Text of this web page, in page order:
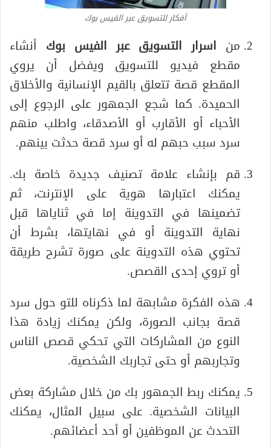
أفكار للتسويق عبر الفيس بوك
من اسرار التسويق عبر الفيس بوك أنشاء
مقطع فيديو للتسويق ويفضل أن يروي
المقطع قصة تتعلق بالقيم الإنسانية والأخلاق
الحميدة. كما شجع الجمهور على الرجوع إلى
الأحباء أو الأقارب أو الأصدقاء، واطلب منهم
سرد سبب حبهم له أو سرد قصة حدثت بينهم.
قم بإنشاء علامة تصنيف جديدة خاصة بك.
يمكنك اعتبارها هوية على الإنترنت، ثم
تضمينها في التدوينة إما في ثناياها قبل
نهاية التدوينة أو في نهايتها، بشرط أن
تحتوي هذه التدوينة على صورة تشرح طريقة
أو تروي إحدى القصص.
هذه الفكرة مشابهة لما ذكرناه للتو حول سرد
قصة بجانب الصورة، ولكن يمكنك زيادة هذا
النوع من المشاركات التي تحكي قصص الناس
وتجاربهم أو حتى تجاربك الشخصية.
يمكنك ربط الجمهور بك من خلال مشاركة بعض
البيانات الشخصية. على سبيل المثال، يمكنك
التحدث عن الموظفين أو أحد أعضائهم.